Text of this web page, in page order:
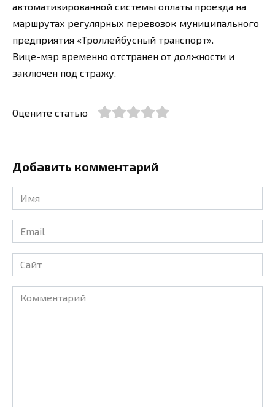
автоматизированной системы оплаты проезда на
маршрутах регулярных перевозок муниципального
предприятия «Троллейбусный транспорт».
Вице-мэр временно отстранен от должности и
заключен под стражу.
Оцените статью
Добавить комментарий
Имя
*
Email
*
Сайт
Комментарий